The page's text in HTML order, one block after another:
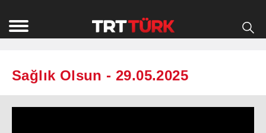
Sağlık Olsun - 29.05.2025